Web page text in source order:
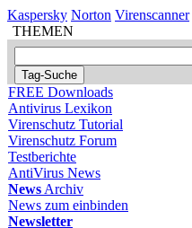
Kaspersky Norton Virenscanner
THEMEN
FREE Downloads
Antivirus Lexikon
Virenschutz Tutorial
Virenschutz Forum
Testberichte
AntiVirus News
News Archiv
News zum einbinden
Newsletter